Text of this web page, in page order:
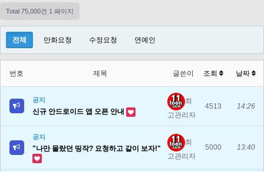
Total 75,000건 1 페이지
전체 만화요청 수정요청 연예인
번호 제목 글쓴이 조회 날짜
공지
신규 안드로이드 앱 오픈 안내
최
고관리자
4513 14:26
공지
"나만 몰랐던 띵작? 요청하고 같이 보자!"
최
고관리자
5000 13:40